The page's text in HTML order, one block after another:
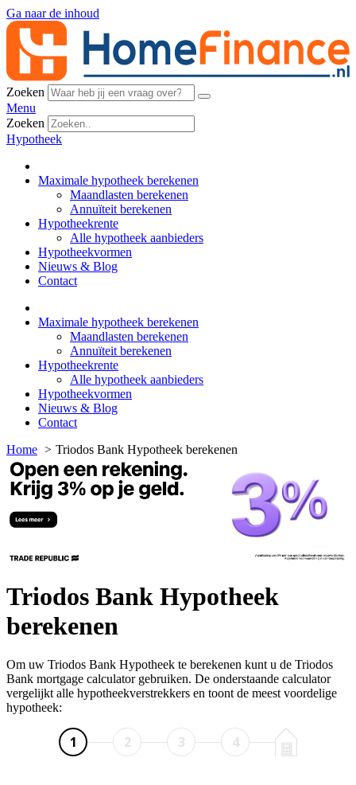
Ga naar de inhoud
Zoeken
Menu
Zoeken
Hypotheek
Maximale hypotheek berekenen
Maandlasten berekenen
Annuïteit berekenen
Hypotheekrente
Alle hypotheek aanbieders
Hypotheekvormen
Nieuws & Blog
Contact
Maximale hypotheek berekenen
Maandlasten berekenen
Annuïteit berekenen
Hypotheekrente
Alle hypotheek aanbieders
Hypotheekvormen
Nieuws & Blog
Contact
Home
Triodos Bank Hypotheek berekenen
Triodos Bank Hypotheek
berekenen
Om uw Triodos Bank Hypotheek te berekenen kunt u de Triodos
Bank mortgage calculator gebruiken. De onderstaande calculator
vergelijkt alle hypotheekverstrekkers en toont de meest voordelige
hypotheek: